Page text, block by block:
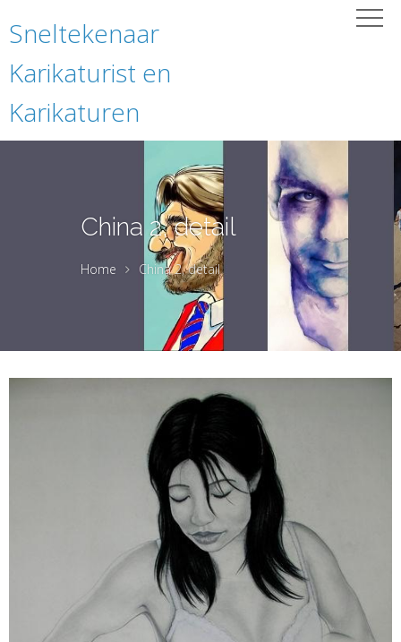
Sneltekenaar
Karikaturist en
Karikaturen
China 2, detail
Home China 2, detail